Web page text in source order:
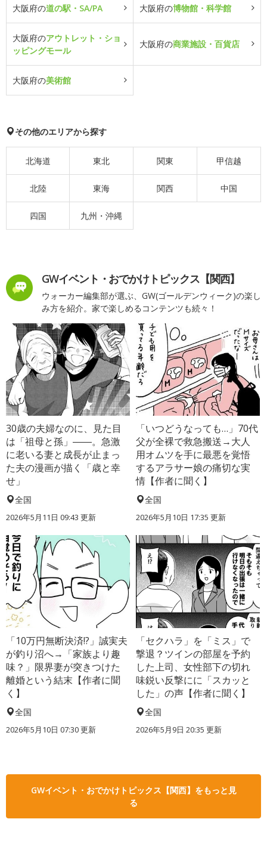
大阪府の道の駅・SA/PA 大阪府の博物館・科学館
大阪府のアウトレット・ショ
ッピングモール
大阪府の商業施設・百貨店
大阪府の美術館
その他のエリアから探す
北海道 東北 関東 甲信越
北陸 東海 関西 中国
四国 九州・沖縄
GWイベント・おでかけトピックス【関西】
ウォーカー編集部が選ぶ、GW(ゴールデンウィーク)の楽し
み方を紹介。家で楽しめるコンテンツも続々！
30歳の夫婦なのに、見た目
は「祖母と孫」――。急激
に老いる妻と成長が止まっ
た夫の漫画が描く「歳と幸
せ」
全国
2026年5月11日 09:43 更新
「いつどうなっても…」70代
父が全裸で救急搬送→大人
用オムツを手に最悪を覚悟
するアラサー娘の痛切な実
情【作者に聞く】
全国
2026年5月10日 17:35 更新
「10万円無断決済!?」誠実夫
が釣り沼へ→「家族より趣
味？」限界妻が突きつけた
離婚という結末【作者に聞
く】
全国
2026年5月10日 07:30 更新
「セクハラ」を「ミス」で
撃退？ツインの部屋を予約
した上司、女性部下の切れ
味鋭い反撃にに「スカッと
した」の声【作者に聞く】
全国
2026年5月9日 20:35 更新
GWイベント・おでかけトピックス【関西】をもっと見
る